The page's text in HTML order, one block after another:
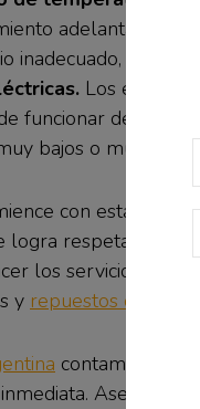
adelantado.
inadecuado, lejos
Los equipos
funcionar de
bajos o muy
con estas u
logra respetando las
los servicios de
y repuestos originales
contamos con
Asegurá